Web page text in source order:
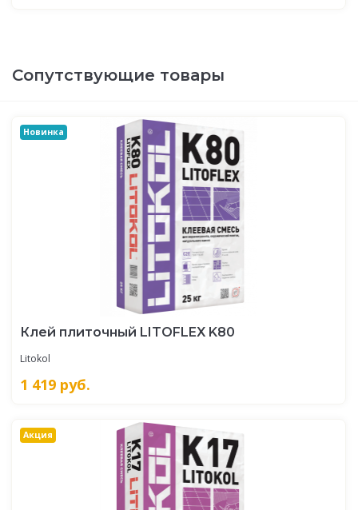
Сопутствующие товары
Новинка
Клей плиточный LITOFLEX K80
Litokol
1 419 руб.
Акция